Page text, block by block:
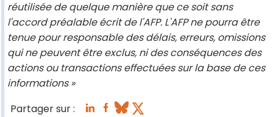
réutilisée de quelque manière que ce soit sans
l'accord préalable écrit de l'AFP. L'AFP ne pourra être
tenue pour responsable des délais, erreurs, omissions
qui ne peuvent être exclus, ni des conséquences des
actions ou transactions effectuées sur la base de ces
informations »
Partager sur :